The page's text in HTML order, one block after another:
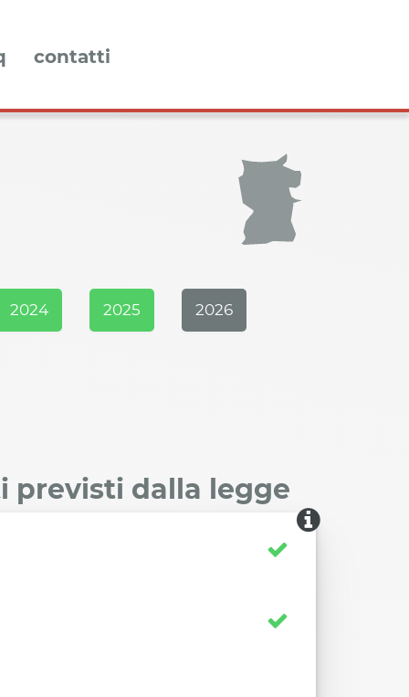
contatti
2024 2025 2026
previsti dalla legge